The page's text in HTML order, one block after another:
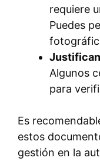
requiere
Puedes
Algunos
para
Es
estos
gestión en la